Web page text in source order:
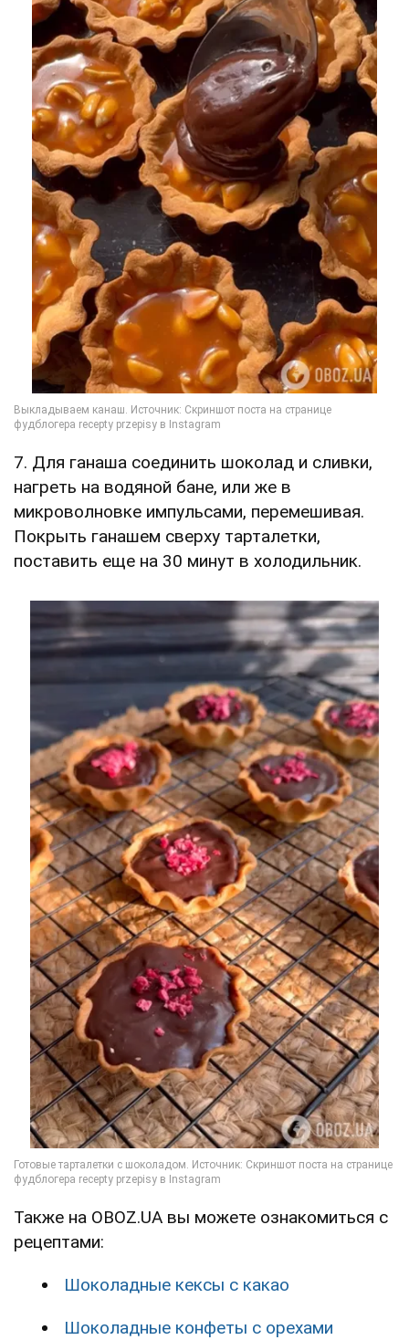
7. Для ганаша соединить шоколад и сливки,
нагреть на водяной бане, или же в
микроволновке импульсами, перемешивая.
Покрыть ганашем сверху тарталетки,
поставить еще на 30 минут в холодильник.
Также на OBOZ.UA вы можете ознакомиться с
рецептами:
Шоколадные кексы с какао
Шоколадные конфеты с орехами